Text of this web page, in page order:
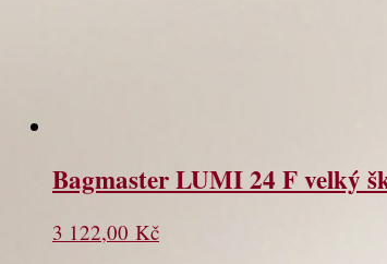
Bagmaster LUMI 24 F velký
3 122,00 Kč